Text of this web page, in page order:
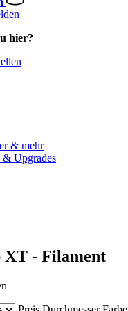
hier?
& mehr
& Upgrades
XT - Filament